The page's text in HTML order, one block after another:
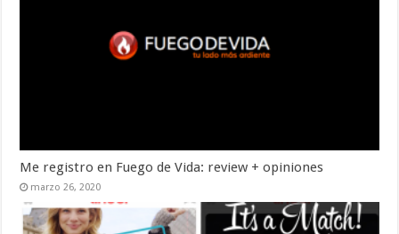
Me registro en Fuego de Vida: review + opiniones
marzo 26, 2020